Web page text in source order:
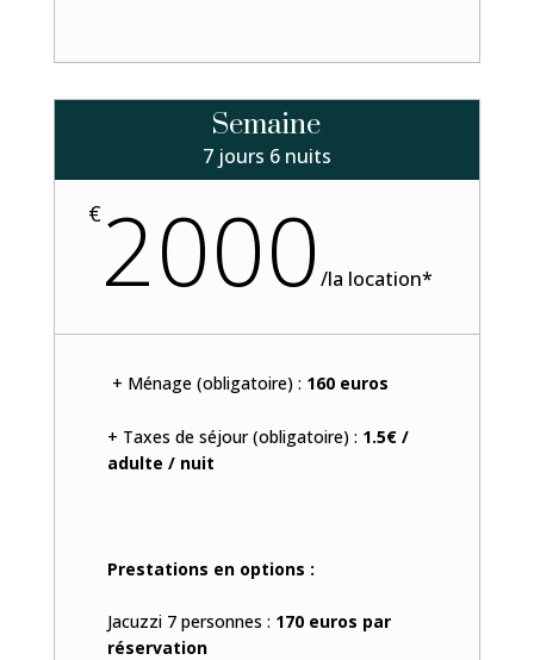
Semaine
7 jours 6 nuits
€2000 /la location*
+ Ménage (obligatoire) : 160 euros
+ Taxes de séjour (obligatoire) : 1.5€ /
adulte / nuit
Prestations en options :
Jacuzzi 7 personnes : 170 euros par
réservation